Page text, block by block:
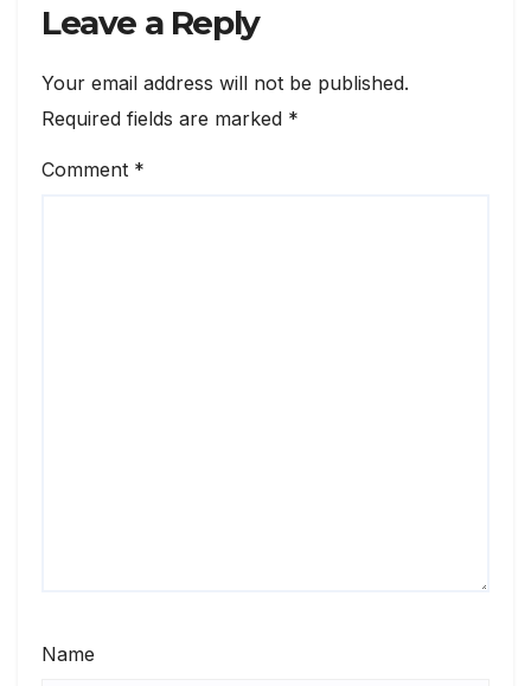
Leave a Reply
Your email address will not be published.
Required fields are marked *
Comment *
Name